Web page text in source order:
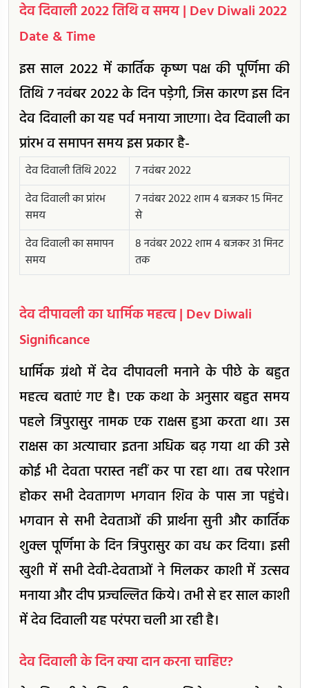
देव दिवाली 2022 तिथि व समय | Dev Diwali 2022
Date & Time
इस साल 2022 में कार्तिक कृष्ण पक्ष की पूर्णिमा की
तिथि 7 नवंबर 2022 के दिन पड़ेगी, जिस कारण इस दिन
देव दिवाली का यह पर्व मनाया जाएगा। देव दिवाली का
प्रांरभ व समापन समय इस प्रकार है-
देव दिवाली तिथि 2022
7 नवंबर 2022
देव दिवाली का प्रांरभ
समय
7 नवंबर 2022 शाम 4 बजकर 15 मिनट
से
देव दिवाली का समापन
समय
8 नवंबर 2022 शाम 4 बजकर 31 मिनट
तक
देव दीपावली का धार्मिक महत्व | Dev Diwali
Significance
धार्मिक ग्रंथो में देव दीपावली मनाने के पीछे के बहुत
महत्व बताएं गए है। एक कथा के अनुसार बहुत समय
पहले त्रिपुरासुर नामक एक राक्षस हुआ करता था। उस
राक्षस का अत्याचार इतना अधिक बढ़ गया था की उसे
कोई भी देवता परास्त नहीं कर पा रहा था। तब परेशान
होकर सभी देवतागण भगवान शिव के पास जा पहुंचे।
भगवान से सभी देवताओं की प्रार्थना सुनी और कार्तिक
शुक्ल पूर्णिमा के दिन त्रिपुरासुर का वध कर दिया। इसी
खुशी में सभी देवी-देवताओं ने मिलकर काशी में उत्सव
मनाया और दीप प्रज्वल्लित किये। तभी से हर साल काशी
में देव दिवाली यह परंपरा चली आ रही है।
देव दिवाली के दिन क्या दान करना चाहिए?